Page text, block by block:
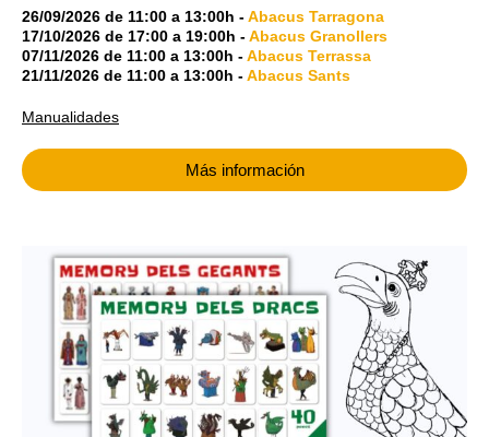
26/09/2026 de 11:00 a 13:00h -Abacus Tarragona
17/10/2026 de 17:00 a 19:00h -Abacus Granollers
07/11/2026 de 11:00 a 13:00h -Abacus Terrassa
21/11/2026 de 11:00 a 13:00h -Abacus Sants
Manualidades
Más información